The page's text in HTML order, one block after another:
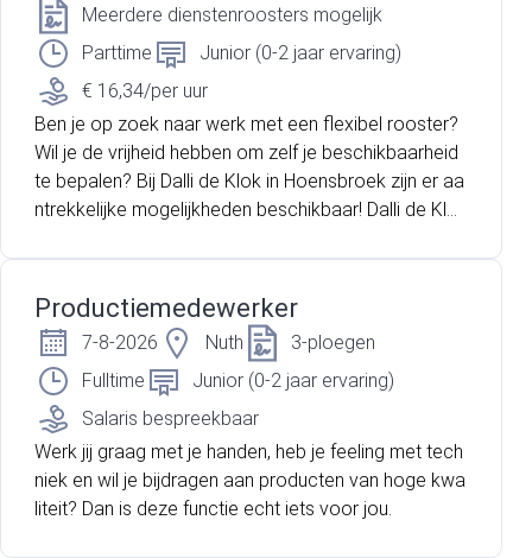
g. Je volgt daarbij duidelijke werkinstructies en werkt
volgens de geldende kwaliteits- en veiligheidsnorme
n.
Meerdere dienstenroosters mogelijk
Parttime
Junior (0-2 jaar ervaring)
€ 16,34/per uur
Ben je op zoek naar werk met een flexibel rooster?
Wil je de vrijheid hebben om zelf je beschikbaarheid
te bepalen? Bij Dalli de Klok in Hoensbroek zijn er aa
ntrekkelijke mogelijkheden beschikbaar! Dalli de Klok
een van oorsprong Duitse familiebedrijf, dé Private L
abel fabrikant. Dalli de Klok B.V. is een productieond
erneming die zich toelegt op de productie van vloei
bare wasproducten, zoals textielhoofd- en fijnwasmi
ddelen en wasverzachters. Bij Dalli de Klok geloven
ze in innovatie, teamwork en persoonlijke groei. Als
vooraanstaand bedrijf in de industriële sector, zijn zij
trots op hun toewijding aan kwaliteit en duurzaamhei
d. Dalli de klok biedt niet alleen uitstekende primaire
en secundaire arbeidsvoorwaarden volgens de eige
n ondernemings-cao, maar ook een stimulerende o
Productiemedewerker
7-8-2026 Nuth
3-ploegen
Fulltime
Junior (0-2 jaar ervaring)
Salaris bespreekbaar
Werk jij graag met je handen, heb je feeling met tech
niek en wil je bijdragen aan producten van hoge kwa
liteit? Dan is deze functie echt iets voor jou.